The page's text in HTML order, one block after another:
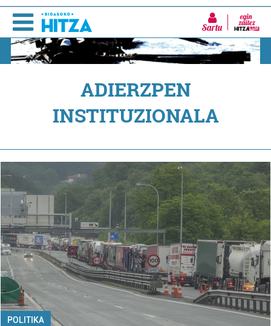
Sartu
ADIERZPEN
INSTITUZIONALA
POLITIKA